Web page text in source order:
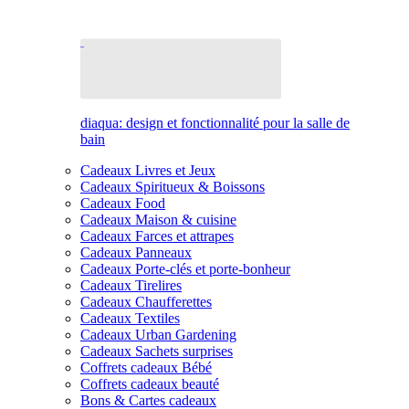
diaqua: design et fonctionnalité pour la salle de
bain
Cadeaux Livres et Jeux
Cadeaux Spiritueux & Boissons
Cadeaux Food
Cadeaux Maison & cuisine
Cadeaux Farces et attrapes
Cadeaux Panneaux
Cadeaux Porte-clés et porte-bonheur
Cadeaux Tirelires
Cadeaux Chaufferettes
Cadeaux Textiles
Cadeaux Urban Gardening
Cadeaux Sachets surprises
Coffrets cadeaux Bébé
Coffrets cadeaux beauté
Bons & Cartes cadeaux